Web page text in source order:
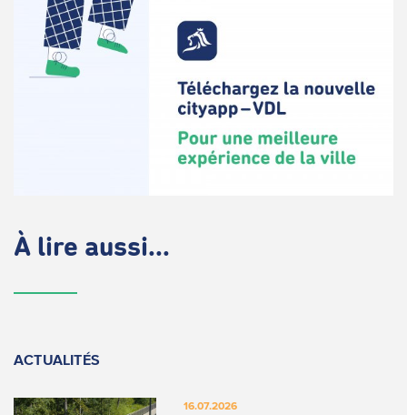
À lire aussi...
ACTUALITÉS
16.07.2026